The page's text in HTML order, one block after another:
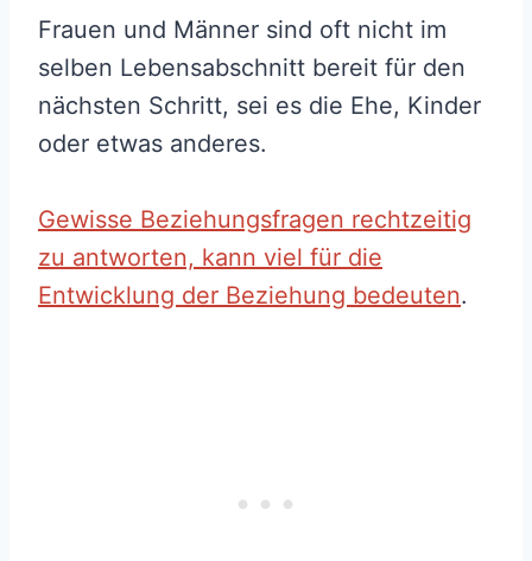
Frauen und Männer sind oft nicht im
selben Lebensabschnitt bereit für den
nächsten Schritt, sei es die Ehe, Kinder
oder etwas anderes.
Gewisse Beziehungsfragen rechtzeitig
zu antworten, kann viel für die
Entwicklung der Beziehung bedeuten.